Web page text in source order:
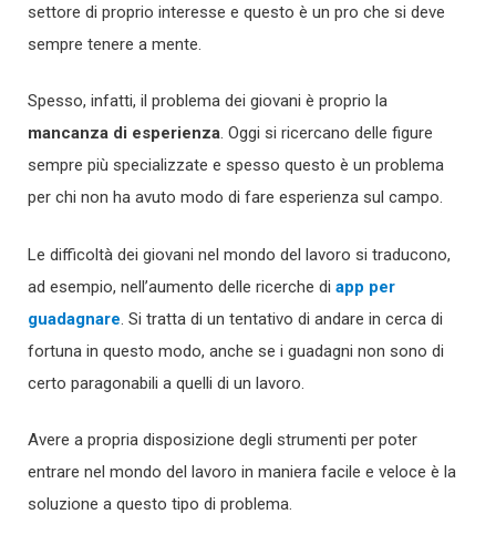
settore di proprio interesse e questo è un pro che si deve
sempre tenere a mente.
Spesso, infatti, il problema dei giovani è proprio la
mancanza di esperienza. Oggi si ricercano delle figure
sempre più specializzate e spesso questo è un problema
per chi non ha avuto modo di fare esperienza sul campo.
Le difficoltà dei giovani nel mondo del lavoro si traducono,
ad esempio, nell’aumento delle ricerche di app per
guadagnare . Si tratta di un tentativo di andare in cerca di
fortuna in questo modo, anche se i guadagni non sono di
certo paragonabili a quelli di un lavoro.
Avere a propria disposizione degli strumenti per poter
entrare nel mondo del lavoro in maniera facile e veloce è la
soluzione a questo tipo di problema.